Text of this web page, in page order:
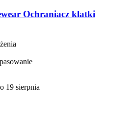
Ochraniacz klatki
19 sierpnia